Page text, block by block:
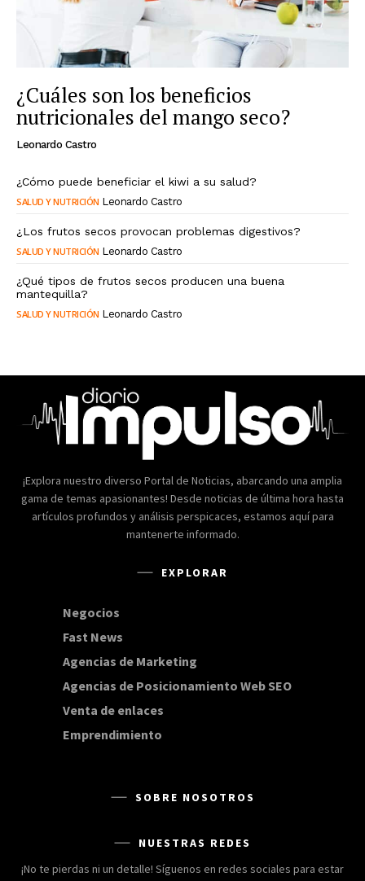
¿Cuáles son los beneficios
nutricionales del mango seco?
Leonardo Castro
¿Cómo puede beneficiar el kiwi a su salud?
SALUD Y NUTRICIÓN Leonardo Castro
¿Los frutos secos provocan problemas digestivos?
SALUD Y NUTRICIÓN Leonardo Castro
¿Qué tipos de frutos secos producen una buena
mantequilla?
SALUD Y NUTRICIÓN Leonardo Castro
¡Explora nuestro diverso Portal de Noticias, abarcando una amplia
gama de temas apasionantes! Desde noticias de última hora hasta
artículos profundos y análisis perspicaces, estamos aquí para
mantenerte informado.
EXPLORAR
Negocios
Fast News
Agencias de Marketing
Agencias de Posicionamiento Web SEO20
Venta de enlaces
Emprendimiento
SOBRE NOSOTROS
NUESTRAS REDES
¡No te pierdas ni un detalle! Síguenos en redes sociales para estar